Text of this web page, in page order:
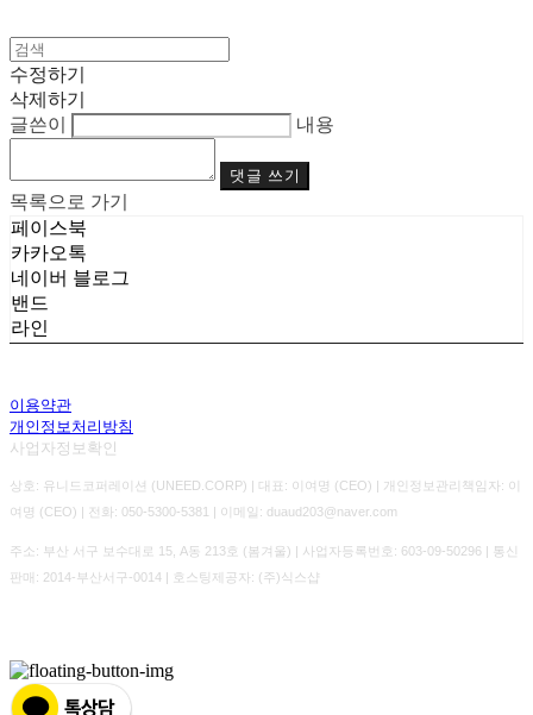
수정하기
삭제하기
글쓴이
내용
댓글 쓰기
목록으로 가기
페이스북
카카오톡
네이버 블로그
밴드
라인
이용약관
개인정보처리방침
사업자정보확인
상호: 유니드코퍼레이션 (UNEED.CORP) | 대표: 이여명 (CEO) | 개인정보관리책임자: 이
여명 (CEO) | 전화: 050-5300-5381 | 이메일: duaud203@naver.com
주소: 부산 서구 보수대로 15, A동 213호 (봄겨울) | 사업자등록번호: 603-09-50296 | 통신
판매: 2014-부산서구-0014 | 호스팅제공자: (주)식스샵